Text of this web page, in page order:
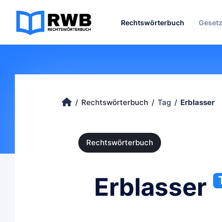
Rechtswörterbuch
Rechtswörterbuch Tag Erblasser
Rechtswörterbuch
Erblasser